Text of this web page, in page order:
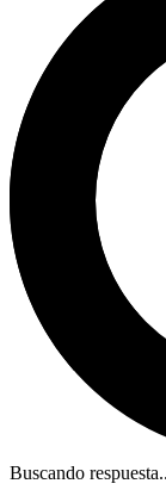
Buscando